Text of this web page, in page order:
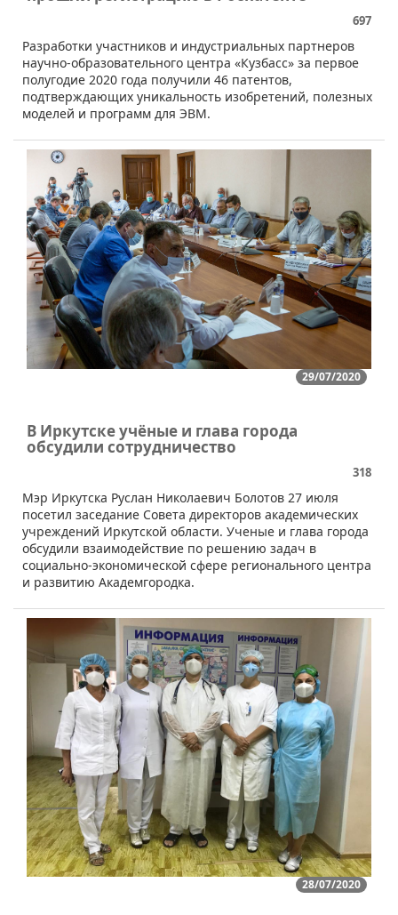
697
Разработки участников и индустриальных партнеров
научно-образовательного центра «Кузбасс» за первое
полугодие 2020 года получили 46 патентов,
подтверждающих уникальность изобретений, полезных
моделей и программ для ЭВМ.
29/07/2020
В Иркутске учёные и глава города
обсудили сотрудничество
318
​Мэр Иркутска Руслан Николаевич Болотов 27 июля
посетил заседание Совета директоров академических
учреждений Иркутской области. Ученые и глава города
обсудили взаимодействие по решению задач в
социально-экономической сфере регионального центра
и развитию Академгородка.
28/07/2020